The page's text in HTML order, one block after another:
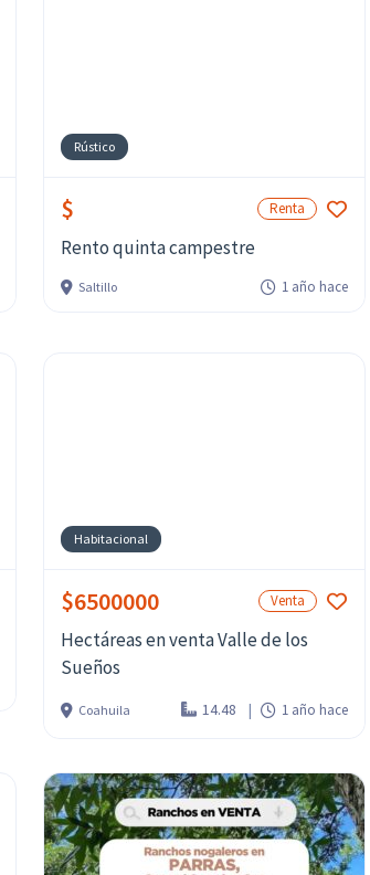
Rústico
$ Renta
Rento quinta campestre
Saltillo 1 año hace
Habitacional
$6500000 Venta
Hectáreas en venta Valle de los
Sueños
Coahuila 14.48 1 año hace